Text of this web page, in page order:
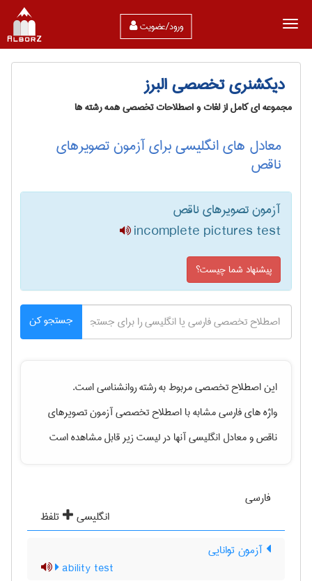
ورود/عضویت
دیکشنری تخصصی البرز
مجموعه ای کامل از لغات و اصطلاحات تخصصی همه رشته ها
معادل های انگلیسی برای آزمون تصویرهای
ناقص
آزمون تصویرهای ناقص
incomplete pictures test
پیشنهاد شما چیست؟
جستجو کن
این اصطلاح تخصصی مربوط به رشتهروانشناسیاست.
واژه های فارسی مشابه با اصطلاح تخصصیآزمون تصویرهای
ناقصو معادل انگلیسی آنها در لیست زیر قابل مشاهده است
فارسی
انگلیسی
تلفظ
آزمون توانایی
ability test